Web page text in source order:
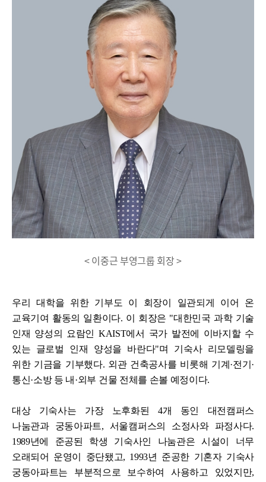
< 이중근 부영그룹 회장 >
우리 대학을 위한 기부도 이 회장이 일관되게 이어 온
교육기여 활동의 일환이다. 이 회장은 "대한민국 과학 기술
인재 양성의 요람인 KAIST에서 국가 발전에 이바지할 수
있는 글로벌 인재 양성을 바란다"며 기숙사 리모델링을
위한 기금을 기부했다. 외관 건축공사를 비롯해 기계·전기·
통신·소방 등 내·외부 건물 전체를 손볼 예정이다.
대상 기숙사는 가장 노후화된 4개 동인 대전캠퍼스
나눔관과 궁동아파트, 서울캠퍼스의 소정사와 파정사다.
1989년에 준공된 학생 기숙사인 나눔관은 시설이 너무
오래되어 운영이 중단됐고, 1993년 준공한 기혼자 기숙사
궁동아파트는 부분적으로 보수하여 사용하고 있었지만,